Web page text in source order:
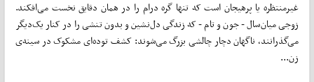
غیرمنتظره یا پرهیجان است که تنها گره درام را در همان دقایق نخست می‌افکند.
زوجی میان‌سال - جون و تام - که زندگی دل‌نشین و بدون تنشی را در کنار یک‌دیگر
می‌گذرانند، ناگهان دچار چالشی بزرگ می‌شوند: کشف توده‌ای مشکوک در سینه‌ی
زن...